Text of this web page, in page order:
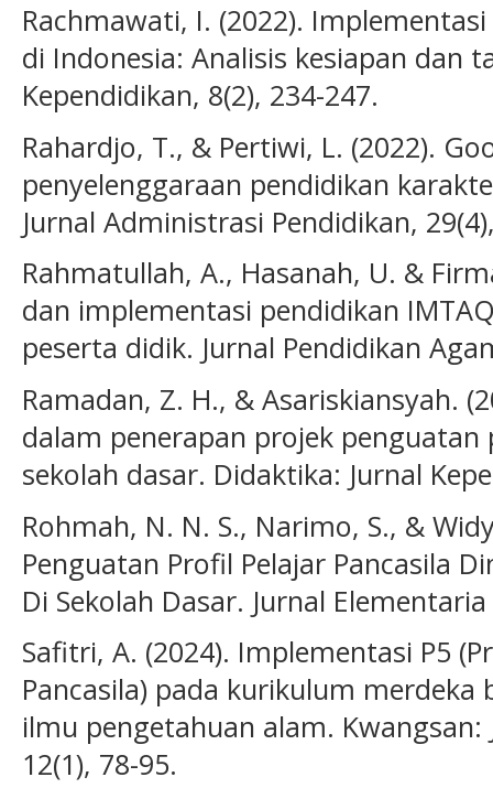
Rachmawati, I. (2022).
di Indonesia: Analisis kesiapan dan
Kependidikan, 8(2), 234-247.
Rahardjo, T., & Pertiwi, L. (2022).
penyelenggaraan pendidikan
Jurnal Administrasi Pendidikan,
Rahmatullah, A., Hasanah, U. &
dan implementasi pendidikan
peserta didik. Jurnal Pendidikan
Ramadan, Z. H., & Asariskiansyah.
dalam penerapan projek penguatan
sekolah dasar. Didaktika: Jurnal
Rohmah, N. N. S., Narimo, S., &
Penguatan Profil Pelajar Pancasila
Di Sekolah Dasar. Jurnal
Safitri, A. (2024). Implementasi P5
Pancasila) pada kurikulum
ilmu pengetahuan alam. Kwangsan:
12(1), 78-95.